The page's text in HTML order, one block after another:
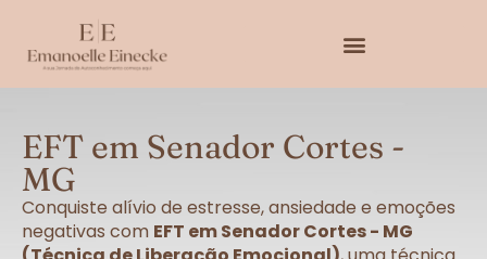
EFT em Senador Cortes -
MG
Conquiste alívio de estresse, ansiedade e emoções
negativas com EFT em Senador Cortes - MG